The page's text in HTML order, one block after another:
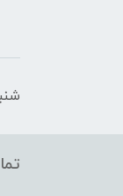
شنبه تا